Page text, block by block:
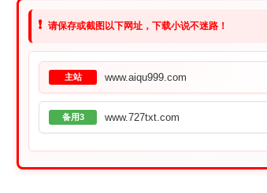
❗ 请保存或截图以下网址，下载小说不迷路！
主站 www.aiqu999.com
备用3 www.727txt.com